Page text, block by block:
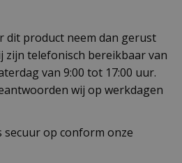
dit product neem dan gerust
zijn telefonisch bereikbaar van
van 9:00 tot 17:00 uur.
wij op werkdagen
secuur op conform onze